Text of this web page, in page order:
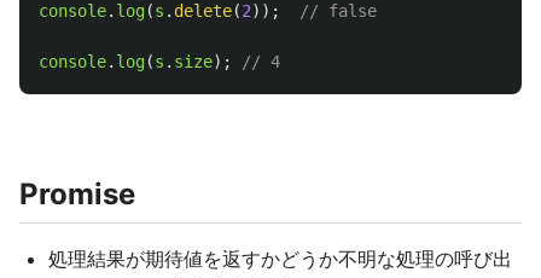
console. log(s . delete(2)); // false
console. log(s . size); // 4
Promise
処理結果が期待値を返すかどうか不明な処理の呼び出